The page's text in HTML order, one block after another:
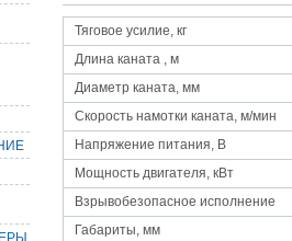
Акция на
Товар имеется
28.02.2017
Наклонный
Оборудование в
Стоимость 260 000 руб!
Тяговое усилие, кг
Длина каната , м
Диаметр каната, мм
Скорость намотки каната, м/мин
Напряжение питания, В
Мощность двигателя, кВт
Взрывобезопасное исполнение
Габариты, мм